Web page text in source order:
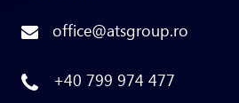
office@atsgroup.ro
+40 799 974 477